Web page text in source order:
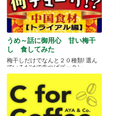
うめ～話に御用心 甘い梅干
し 食してみた
梅干しだけでなんと２０種類! 選ん
でいるだけで生つばゴックン。 .....